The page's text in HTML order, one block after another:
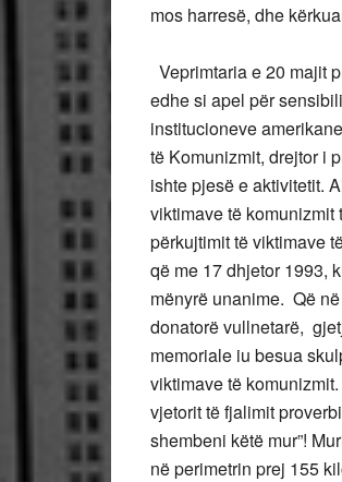
mos harresë, dhe
Veprimtaria e 20 majit
edhe si apel për
institucioneve
të Komunizmit, drejtor i
ishte pjesë e aktivitetit.
viktimave të komunizmit
përkujtimit të viktimave
që me 17 dhjetor 1993,
mënyrë unanime. Që
donatorë vullnetarë,
memoriale iu besua
viktimave të
vjetorit të fjalimit
shembeni këtë mur”!
në perimetrin prej 155